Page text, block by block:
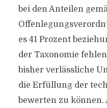
bei den Anteilen
es 41 Prozent
der Taxonomie
bisher verlässliche
die Erfüllung der
bewerten zu